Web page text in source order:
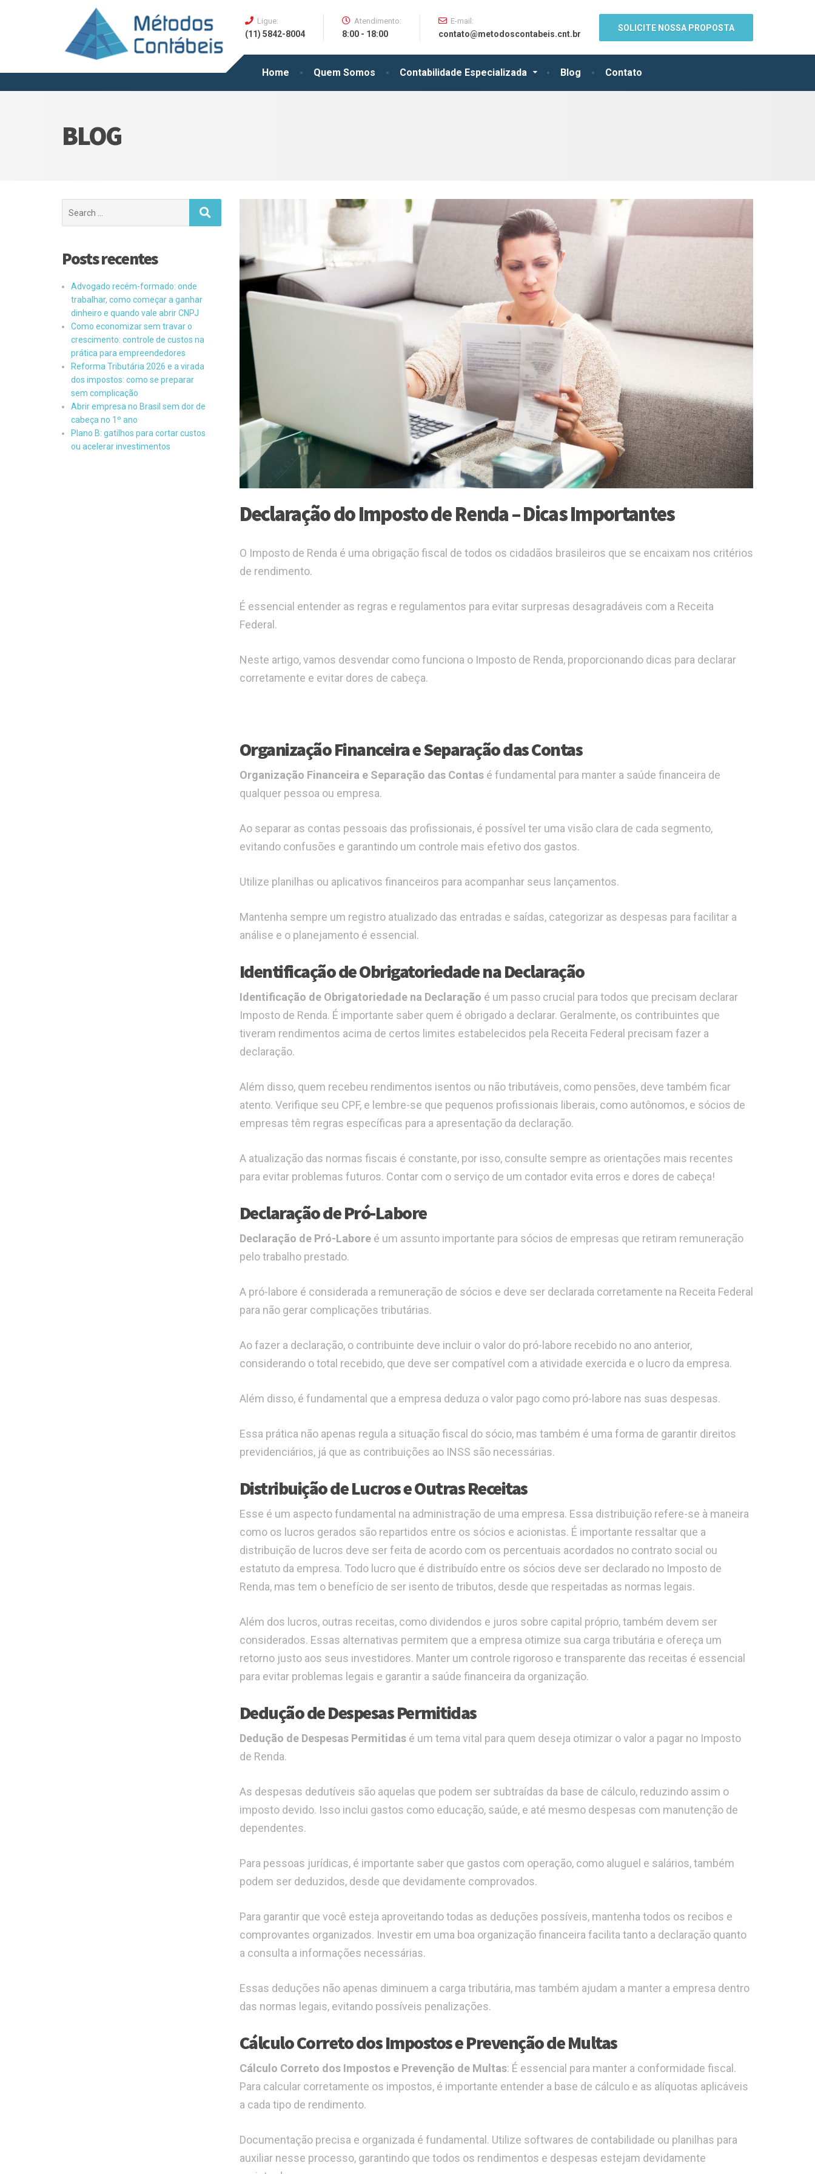
Home Quem Somos Contabilidade Especializada Blog Contato
Ligue:
(11) 5842-8004
Atendimento:
8:00 - 18:00
E-mail:
contato@metodoscontabeis.cnt.br
SOLICITE NOSSA PROPOSTA
BLOG
Declaração do Imposto de Renda – Dicas Importantes
O Imposto de Renda é uma obrigação fiscal de todos os cidadãos brasileiros que se encaixam nos critérios
de rendimento.
É essencial entender as regras e regulamentos para evitar surpresas desagradáveis com a Receita
Federal.
Neste artigo, vamos desvendar como funciona o Imposto de Renda, proporcionando dicas para declarar
corretamente e evitar dores de cabeça.
Organização Financeira e Separação das Contas
Organização Financeira e Separação das Contasé fundamental para manter a saúde financeira de
qualquer pessoa ou empresa.
Ao separar as contas pessoais das profissionais, é possível ter uma visão clara de cada segmento,
evitando confusões e garantindo um controle mais efetivo dos gastos.
Utilize planilhas ou aplicativos financeiros para acompanhar seus lançamentos.
Mantenha sempre um registro atualizado das entradas e saídas, categorizar as despesas para facilitar a
análise e o planejamento é essencial.
Identificação de Obrigatoriedade na Declaração
Identificação de Obrigatoriedade na Declaração é um passo crucial para todos que precisam declarar
Imposto de Renda. É importante saber quem é obrigado a declarar. Geralmente, os contribuintes que
tiveram rendimentos acima de certos limites estabelecidos pela Receita Federal precisam fazer a
declaração.
Além disso, quem recebeu rendimentos isentos ou não tributáveis, como pensões, deve também ficar
atento. Verifique seu CPF, e lembre-se que pequenos profissionais liberais, como autônomos, e sócios de
empresas têm regras específicas para a apresentação da declaração.
A atualização das normas fiscais é constante, por isso, consulte sempre as orientações mais recentes
para evitar problemas futuros. Contar com o serviço de um contador evita erros e dores de cabeça!
Declaração de Pró-Labore
Declaração de Pró-Laboreé um assunto importante para sócios de empresas que retiram remuneração
pelo trabalho prestado.
A pró-labore é considerada a remuneração de sócios e deve ser declarada corretamente na Receita Federal
para não gerar complicações tributárias.
Ao fazer a declaração, o contribuinte deve incluir o valor do pró-labore recebido no ano anterior,
considerando o total recebido, que deve ser compatível com a atividade exercida e o lucro da empresa.
Além disso, é fundamental que a empresa deduza o valor pago como pró-labore nas suas despesas.
Essa prática não apenas regula a situação fiscal do sócio, mas também é uma forma de garantir direitos
previdenciários, já que as contribuições ao INSS são necessárias.
Distribuição de Lucros e Outras Receitas
Esse é um aspecto fundamental na administração de uma empresa. Essa distribuição refere-se à maneira
como os lucros gerados são repartidos entre os sócios e acionistas. É importante ressaltar que a
distribuição de lucros deve ser feita de acordo com os percentuais acordados no contrato social ou
estatuto da empresa. Todo lucro que é distribuído entre os sócios deve ser declarado no Imposto de
Renda, mas tem o benefício de ser isento de tributos, desde que respeitadas as normas legais.
Além dos lucros, outras receitas, como dividendos e juros sobre capital próprio, também devem ser
considerados. Essas alternativas permitem que a empresa otimize sua carga tributária e ofereça um
retorno justo aos seus investidores. Manter um controle rigoroso e transparente das receitas é essencial
para evitar problemas legais e garantir a saúde financeira da organização.
Dedução de Despesas Permitidas
Dedução de Despesas Permitidasé um tema vital para quem deseja otimizar o valor a pagar no Imposto
de Renda.
As despesas dedutíveis são aquelas que podem ser subtraídas da base de cálculo, reduzindo assim o
imposto devido. Isso inclui gastos como educação, saúde, e até mesmo despesas com manutenção de
dependentes.
Para pessoas jurídicas, é importante saber que gastos com operação, como aluguel e salários, também
podem ser deduzidos, desde que devidamente comprovados.
Para garantir que você esteja aproveitando todas as deduções possíveis, mantenha todos os recibos e
comprovantes organizados. Investir em uma boa organização financeira facilita tanto a declaração quanto
a consulta a informações necessárias.
Essas deduções não apenas diminuem a carga tributária, mas também ajudam a manter a empresa dentro
das normas legais, evitando possíveis penalizações.
Cálculo Correto dos Impostos e Prevenção de Multas
Cálculo Correto dos Impostos e Prevenção de Multas: É essencial para manter a conformidade fiscal.
Para calcular corretamente os impostos, é importante entender a base de cálculo e as alíquotas aplicáveis
a cada tipo de rendimento.
Documentação precisa e organizada é fundamental. Utilize softwares de contabilidade ou planilhas para
auxiliar nesse processo, garantindo que todos os rendimentos e despesas estejam devidamente
Posts recentes
Advogado recém-formado: onde
trabalhar, como começar a ganhar
dinheiro e quando vale abrir CNPJ
Como economizar sem travar o
crescimento: controle de custos na
prática para empreendedores
Reforma Tributária 2026 e a virada
dos impostos: como se preparar
sem complicação
Abrir empresa no Brasil sem dor de
cabeça no 1º ano
Plano B: gatilhos para cortar custos
ou acelerar investimentos